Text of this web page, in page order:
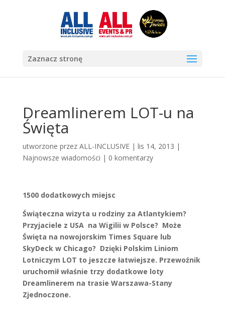
Zaznacz stronę
Dreamlinerem LOT-u na
Święta
utworzone przez ALL-INCLUSIVE| lis 14, 2013 |
Najnowsze wiadomości | 0 komentarzy
1500 dodatkowych miejsc
Świąteczna wizyta u rodziny za Atlantykiem?
Przyjaciele z USA na Wigilii w Polsce? Może
Święta na nowojorskim Times Square lub
SkyDeck w Chicago? Dzięki Polskim Liniom
Lotniczym LOT to jeszcze łatwiejsze. Przewoźnik
uruchomił właśnie trzy dodatkowe loty
Dreamlinerem na trasie Warszawa-Stany
Zjednoczone.